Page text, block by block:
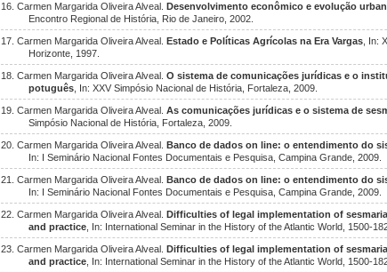
16. Carmen Margarida Oliveira Alveal. Desenvolvimento econômico e evolução
Encontro Regional de História, Rio de Janeiro, 2002.
17. Carmen Margarida Oliveira Alveal. Estado e Políticas Agrícolas na Era Vargas , In:
Horizonte, 1997.
18. Carmen Margarida Oliveira Alveal. O sistema de comunicações jurídicas e o
potuguês , In: XXV Simpósio Nacional de História, Fortaleza, 2009.
19. Carmen Margarida Oliveira Alveal. As comunicações jurídicas e o sistema de
Simpósio Nacional de História, Fortaleza, 2009.
20. Carmen Margarida Oliveira Alveal. Banco de dados on line: o entendimento do
In: I Seminário Nacional Fontes Documentais e Pesquisa, Campina Grande, 2009.
21. Carmen Margarida Oliveira Alveal. Banco de dados on line: o entendimento do
In: I Seminário Nacional Fontes Documentais e Pesquisa, Campina Grande, 2009.
22. Carmen Margarida Oliveira Alveal. Difficulties of legal implementation of
and practice , In: International Seminar in the History of the Atlantic World, 1500-
23. Carmen Margarida Oliveira Alveal. Difficulties of legal implementation of
and practice , In: International Seminar in the History of the Atlantic World, 1500-